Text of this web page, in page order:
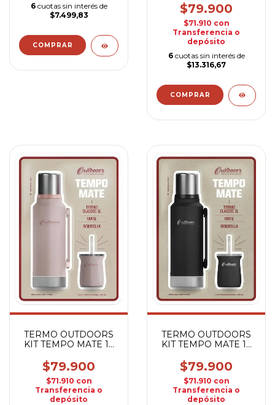
6 cuotas sin interés de
$7.499,83
$79.900
$71.910 con
Transferencia o
depósito
6 cuotas sin interés de
$13.316,67
TERMO OUTDOORS
KIT TEMPO MATE 1L
$79.900
$71.910 con
Transferencia o
depósito
TERMO OUTDOORS
KIT TEMPO MATE 1L
$79.900
$71.910 con
Transferencia o
depósito